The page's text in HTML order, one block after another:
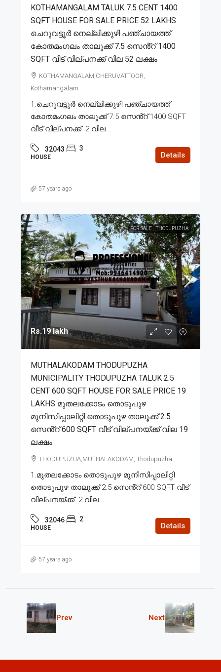
KOTHAMANGALAM TALUK 7.5 CENT 1400
SQFT HOUSE FOR SALE PRICE 52 LAKHS
ചെറുവട്ടൂർ നെല്ലിക്കുഴി പഞ്ചായത്ത്
കോതമംഗലം താലൂക്ക് 7.5 സെൻ്റ് 1400
SQFT വീട് വില്പനക്ക് വില 52 ലക്ഷം
KOTHAMANGALAM,CHERUVATTOOR,
Kothamangalam
1.ചെറുവട്ടൂർ നെല്ലിക്കുഴി പഞ്ചായത്ത്
കോതമംഗലം താലൂക്ക് 7.5 സെൻ്റ് 1400 SQFT
വീട് വില്പനക്ക്. 2.വില...
32043 3
HOUSE Details
57 years ago
FOR SALE THODUPUZHA
Rs.19 lakh
MUTHALAKODAM THODUPUZHA
MUNICIPALITY THODUPUZHA TALUK 2.5
CENT 600 SQFT HOUSE FOR SALE PRICE 19
LAKHS മുതലക്കോടം തൊടുപുഴ
മുനിസിപ്പാലിറ്റി തൊടുപുഴ താലൂക്ക് 2.5
സെൻ്റ് 600 SQFT വീട് വില്പനയ്ക്ക് വില 19
ലക്ഷം
THODUPUZHA,MUTHALAKODAM, Thodupuzha
1.മുതലക്കോടം തൊടുപുഴ മുനിസിപ്പാലിറ്റി
തൊടുപുഴ താലൂക്ക് 2.5 സെൻ്റ് 600 SQFT വീട്
വില്പനയ്ക്ക്. 2.വില...
32046 2
HOUSE Details
57 years ago
Prev Next